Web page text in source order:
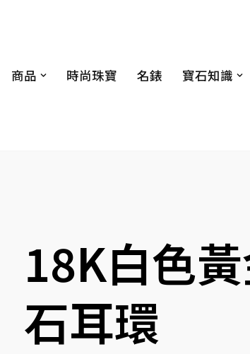
商品 時尚珠寶 名錶 寶石知識
18K白色
石耳環